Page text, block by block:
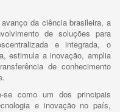
da ciência brasileira, a
de soluções para
e integrada, o
estimula a inovação, amplia
de conhecimento
se como um dos principais
e inovação no país,